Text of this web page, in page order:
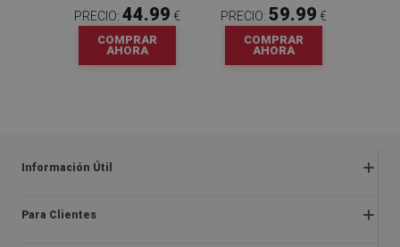
PRECIO: 44.99 €
COMPRAR
AHORA
PRECIO: 59.99 €
COMPRAR
AHORA
Información Útil
Preguntas frecuentes
Para Clientes